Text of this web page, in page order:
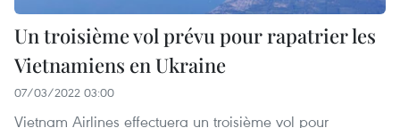
Un troisième vol prévu pour rapatrier les
Vietnamiens en Ukraine
07/03/2022 03:00
Vietnam Airlines effectuera un troisième vol pour